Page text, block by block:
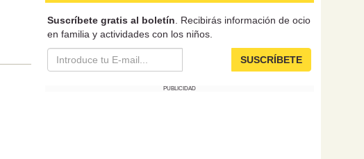
Suscríbete gratis al boletín . Recibirás información de ocio
en familia y actividades con los niños.
SUSCRÍBETE
PUBLICIDAD